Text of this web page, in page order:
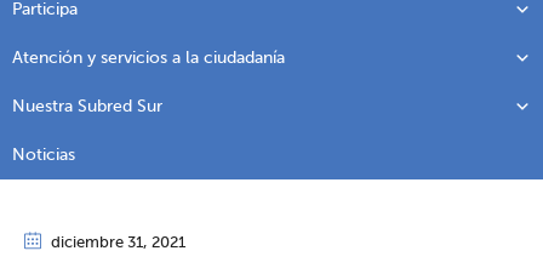
Participa
Atención y servicios a la ciudadanía
Nuestra Subred Sur
Noticias
diciembre 31, 2021